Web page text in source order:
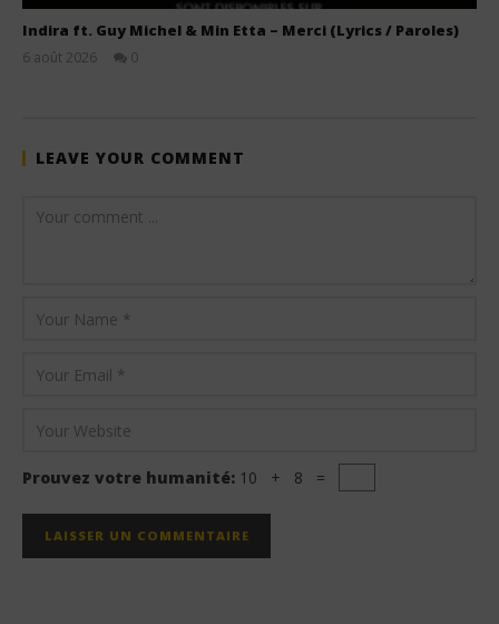
Indira ft. Guy Michel & Min Etta – Merci (Lyrics / Paroles)
6 août 2026
0
LEAVE YOUR COMMENT
Prouvez votre humanité: 10 + 8 =